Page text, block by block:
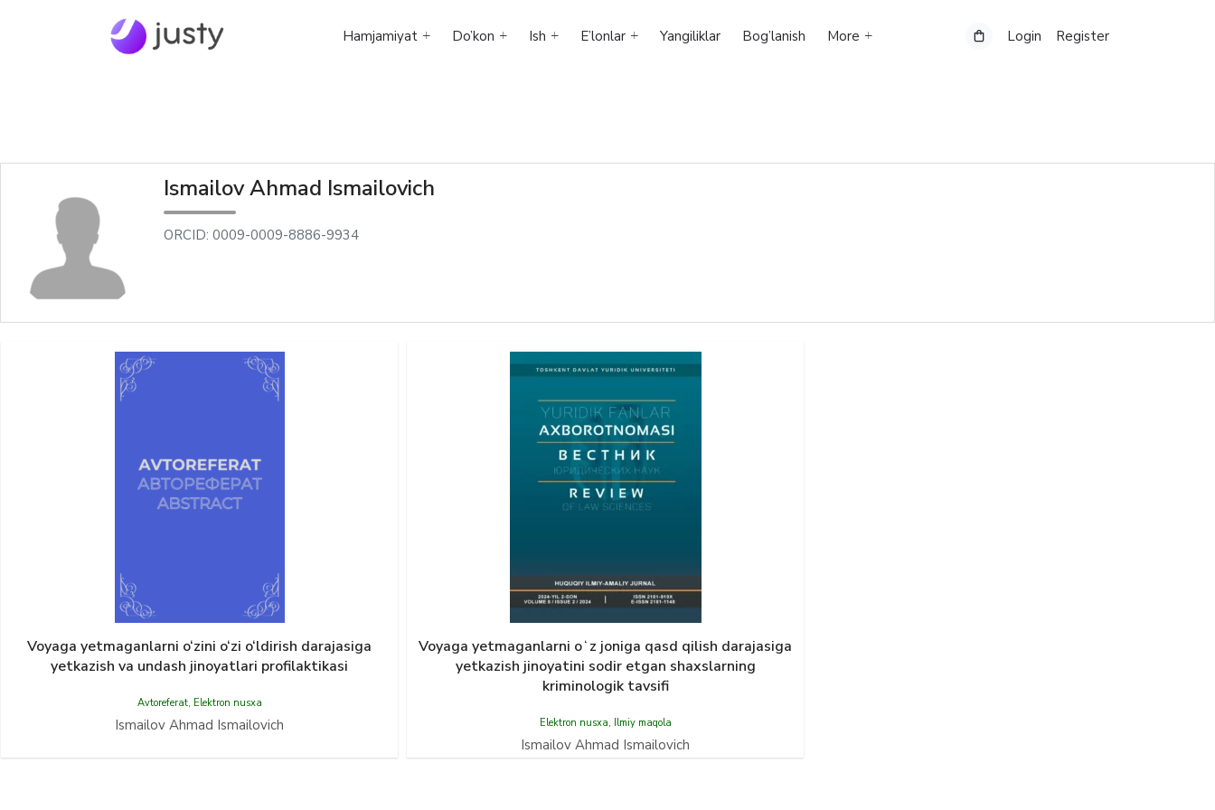
Hamjamiyat Do’kon Ish E’lonlar Yangiliklar Bog’lanish More Login Register
Ismailov Ahmad Ismailovich
ORCID: 0009-0009-8886-9934
Voyaga yetmaganlarni o‘zini o‘zi o‘ldirish darajasiga
yetkazish va undash jinoyatlari profilaktikasi
Avtoreferat, Elektron nusxa
Ismailov Ahmad Ismailovich
Voyaga yetmaganlarni oʻz joniga qasd qilish darajasiga
yetkazish jinoyatini sodir etgan shaxslarning
kriminologik tavsifi
Elektron nusxa, Ilmiy maqola
Ismailov Ahmad Ismailovich